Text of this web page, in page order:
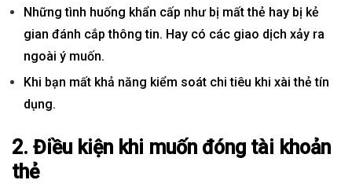
Những tình huống khẩn cấp như bị mất thẻ hay bị kẻ
gian đánh cắp thông tin. Hay có các giao dịch xảy ra
ngoài ý muốn.
Khi bạn mất khả năng kiểm soát chi tiêu khi xàithẻ tín
dụng.
2. Điều kiện khi muốn đóng tài khoản
thẻ